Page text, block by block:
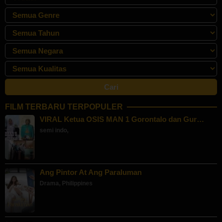
FILM TERBARU TERPOPULER
VIRAL Ketua OSIS MAN 1 Gorontalo dan Gur…
semi indo,
Ang Pintor At Ang Paraluman
Drama, Philippines